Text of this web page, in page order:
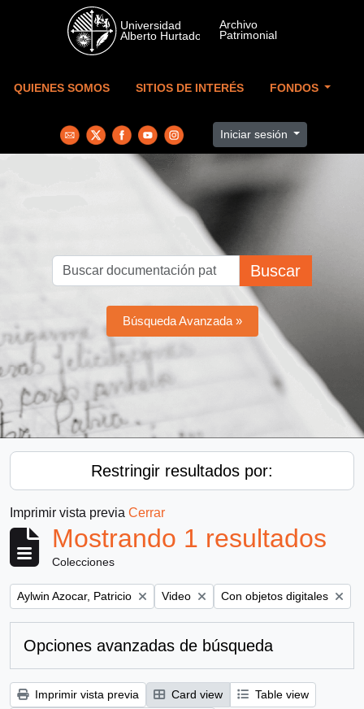
Skip to main content
QUIENES SOMOS SITIOS DE INTERÉS FONDOS
Iniciar sesión
Buscar
Búsqueda Avanzada »
Restringir resultados por:
Imprimir vista previa Cerrar
Mostrando 1 resultados
Colecciones
Remove filter:
Aylwin Azocar, Patricio Remove filter:
Video Remove filter:
Con objetos digitales
Opciones avanzadas de búsqueda
Imprimir vista previa Card view
Table view